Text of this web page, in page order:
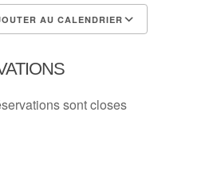
AU CALENDRIER
sont closes